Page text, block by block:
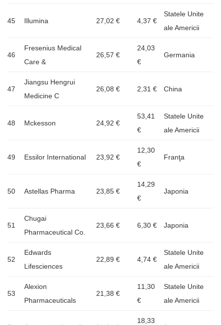
45 Illumina 27,02 € 4,37 €
Statele Unite
ale Americii
46
Fresenius Medical
Care &
26,57 €
24,03
€
Germania
47
Jiangsu Hengrui
Medicine C
26,08 € 2,31 € China
48 Mckesson 24,92 €
53,41
€
Statele Unite
ale Americii
49 Essilor International 23,92 €
12,30
€
Franţa
50 Astellas Pharma 23,85 €
14,29
€
Japonia
51
Chugai
Pharmaceutical Co.
23,66 € 6,30 € Japonia
52
Edwards
Lifesciences
22,89 € 4,74 €
Statele Unite
ale Americii
53
Alexion
Pharmaceuticals
21,38 €
11,30
€
Statele Unite
ale Americii
18,33